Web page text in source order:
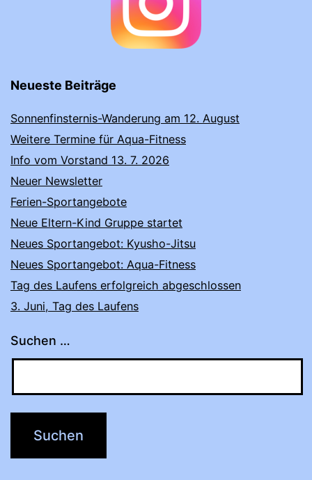
Neueste Beiträge
Sonnenfinsternis-Wanderung am 12. August
Weitere Termine für Aqua-Fitness
Info vom Vorstand 13. 7. 2026
Neuer Newsletter
Ferien-Sportangebote
Neue Eltern-Kind Gruppe startet
Neues Sportangebot: Kyusho-Jitsu
Neues Sportangebot: Aqua-Fitness
Tag des Laufens erfolgreich abgeschlossen
3. Juni, Tag des Laufens
Suchen …